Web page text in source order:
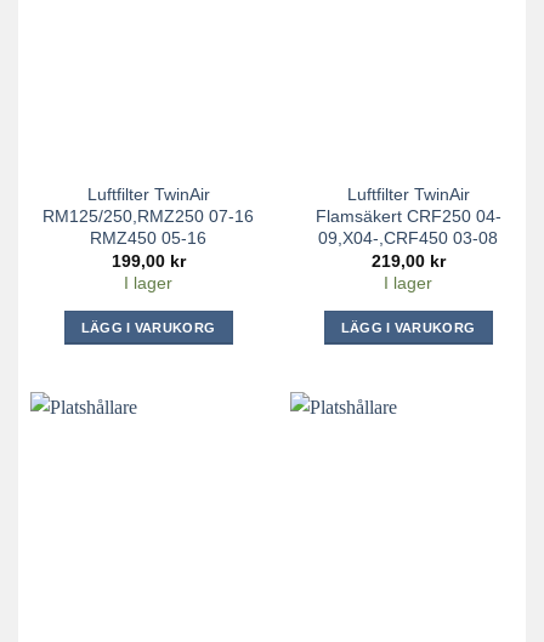
Luftfilter TwinAir
RM125/250,RMZ250 07-16
RMZ450 05-16
199,00 kr
I lager
LÄGG I VARUKORG
Luftfilter TwinAir
Flamsäkert CRF250 04-
09,X04-,CRF450 03-08
219,00 kr
I lager
LÄGG I VARUKORG